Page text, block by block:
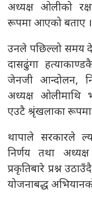
अध्यक्ष ओलीको
रूपमा आएको बताए ।
उनले पछिल्लो समय
दासढुंगा
जेनजी आन्दोलन,
अध्यक्ष ओलीमाथि
एउटै श्रृंखलाका रूपमा
थापाले सरकारले
निर्णय तथा
प्रकृतिबारे प्रश्न
योजनाबद्ध